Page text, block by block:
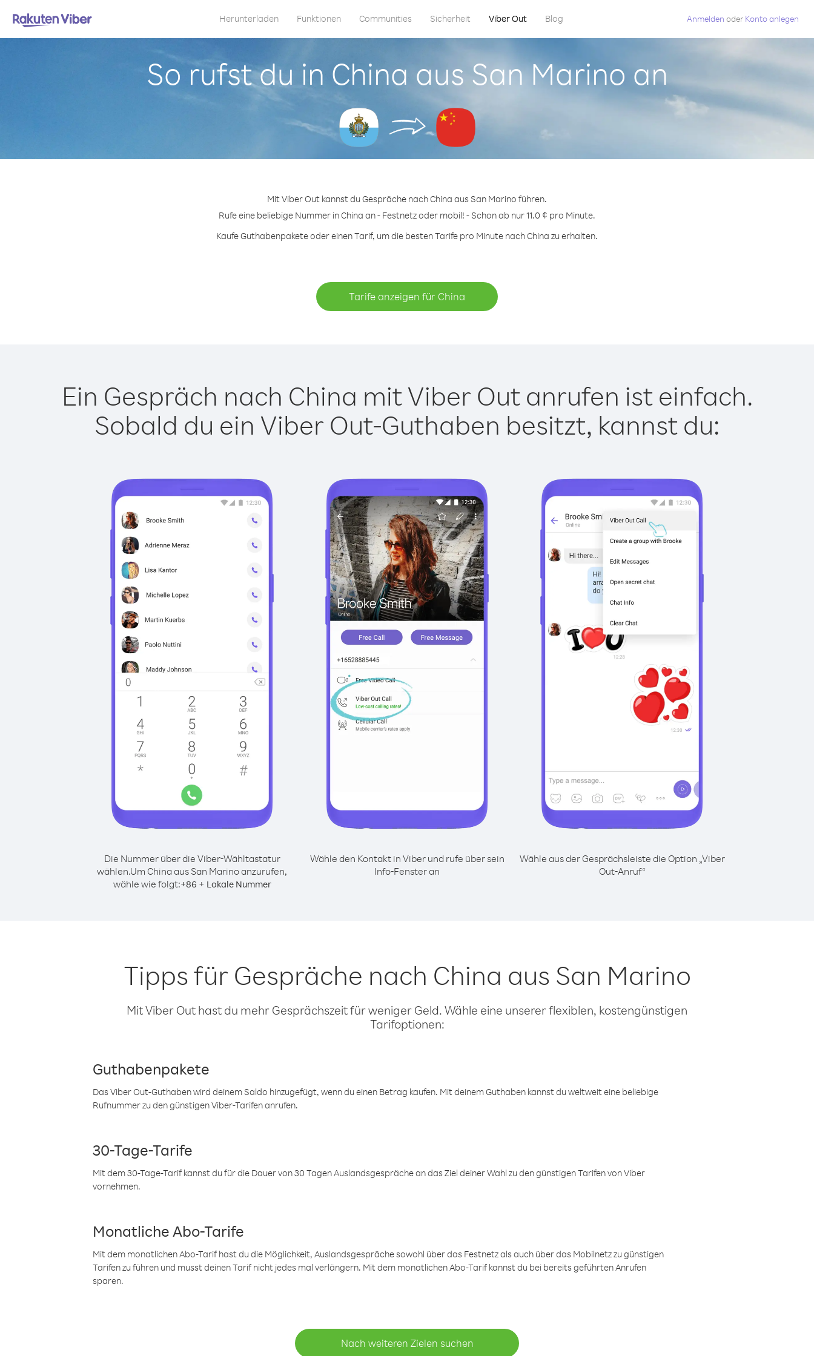
Herunterladen Funktionen Communities Sicherheit Viber Out Blog Anmelden oder Konto anlegen
So rufst du in China aus San Marino an
Mit Viber Out kannst du Gespräche nach China aus San Marino führen.
Rufe eine beliebige Nummer in China an - Festnetz oder mobil! - Schon ab nur 11.0 ¢ pro Minute.
Kaufe Guthabenpakete oder einen Tarif, um die besten Tarife pro Minute nach China zu erhalten.
Tarife anzeigen für China
Ein Gespräch nach China mit Viber Out anrufen ist einfach.
Sobald du ein Viber Out-Guthaben besitzt, kannst du:
Die Nummer über die Viber-Wähltastatur
wählen.Um China aus San Marino anzurufen,
wähle wie folgt:+86 + Lokale Nummer
Wähle den Kontakt in Viber und rufe über sein
Info-Fenster an
Wähle aus der Gesprächsleiste die Option „Viber
Out-Anruf“
Tipps für Gespräche nach China aus San Marino
Mit Viber Out hast du mehr Gesprächszeit für weniger Geld. Wähle eine unserer flexiblen, kostengünstigen
Tarifoptionen:
Guthabenpakete
Das Viber Out-Guthaben wird deinem Saldo hinzugefügt, wenn du einen Betrag kaufen. Mit deinem Guthaben kannst du weltweit eine beliebige
Rufnummer zu den günstigen Viber-Tarifen anrufen.
30-Tage-Tarife
Mit dem 30-Tage-Tarif kannst du für die Dauer von 30 Tagen Auslandsgespräche an das Ziel deiner Wahl zu den günstigen Tarifen von Viber
vornehmen.
Monatliche Abo-Tarife
Mit dem monatlichen Abo-Tarif hast du die Möglichkeit, Auslandsgespräche sowohl über das Festnetz als auch über das Mobilnetz zu günstigen
Tarifen zu führen und musst deinen Tarif nicht jedes mal verlängern. Mit dem monatlichen Abo-Tarif kannst du bei bereits geführten Anrufen
sparen.
Nach weiteren Zielen suchen